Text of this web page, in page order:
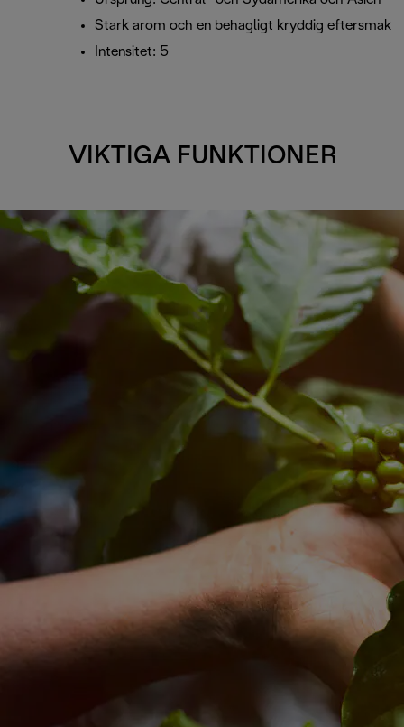
Stark arom och en behagligt kryddig eftersmak
Intensitet: 5
VIKTIGA FUNKTIONER